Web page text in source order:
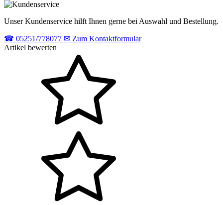
Unser Kundenservice hilft Ihnen gerne bei Auswahl und Bestellung.
☎ 05251/778077 ✉ Zum Kontaktformular
Artikel bewerten